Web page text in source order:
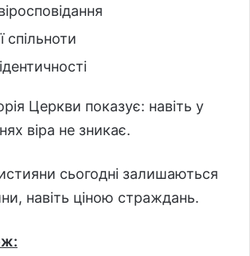
спільноти
Церкви показує: навіть у
віра не зникає.
сьогодні залишаються
навіть ціною страждань.